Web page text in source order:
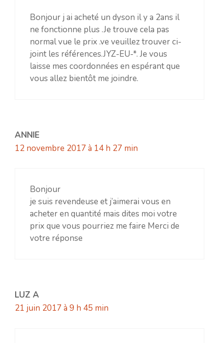
Bonjour j ai acheté un dyson il y a 2ans il
ne fonctionne plus .Je trouve cela pas
normal vue le prix .ve veuillez trouver ci-
joint les références.JYZ-EU-*. Je vous
laisse mes coordonnées en espérant que
vous allez bientôt me joindre.
ANNIE
12 novembre 2017 à 14 h 27 min
Bonjour
je suis revendeuse et j’aimerai vous en
acheter en quantité mais dites moi votre
prix que vous pourriez me faire Merci de
votre réponse
LUZ A
21 juin 2017 à 9 h 45 min